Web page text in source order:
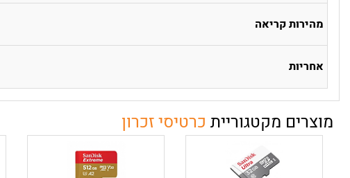
מהירות קריאה
אחריות
מוצרים מקטגוריית כרטיסי זכרון